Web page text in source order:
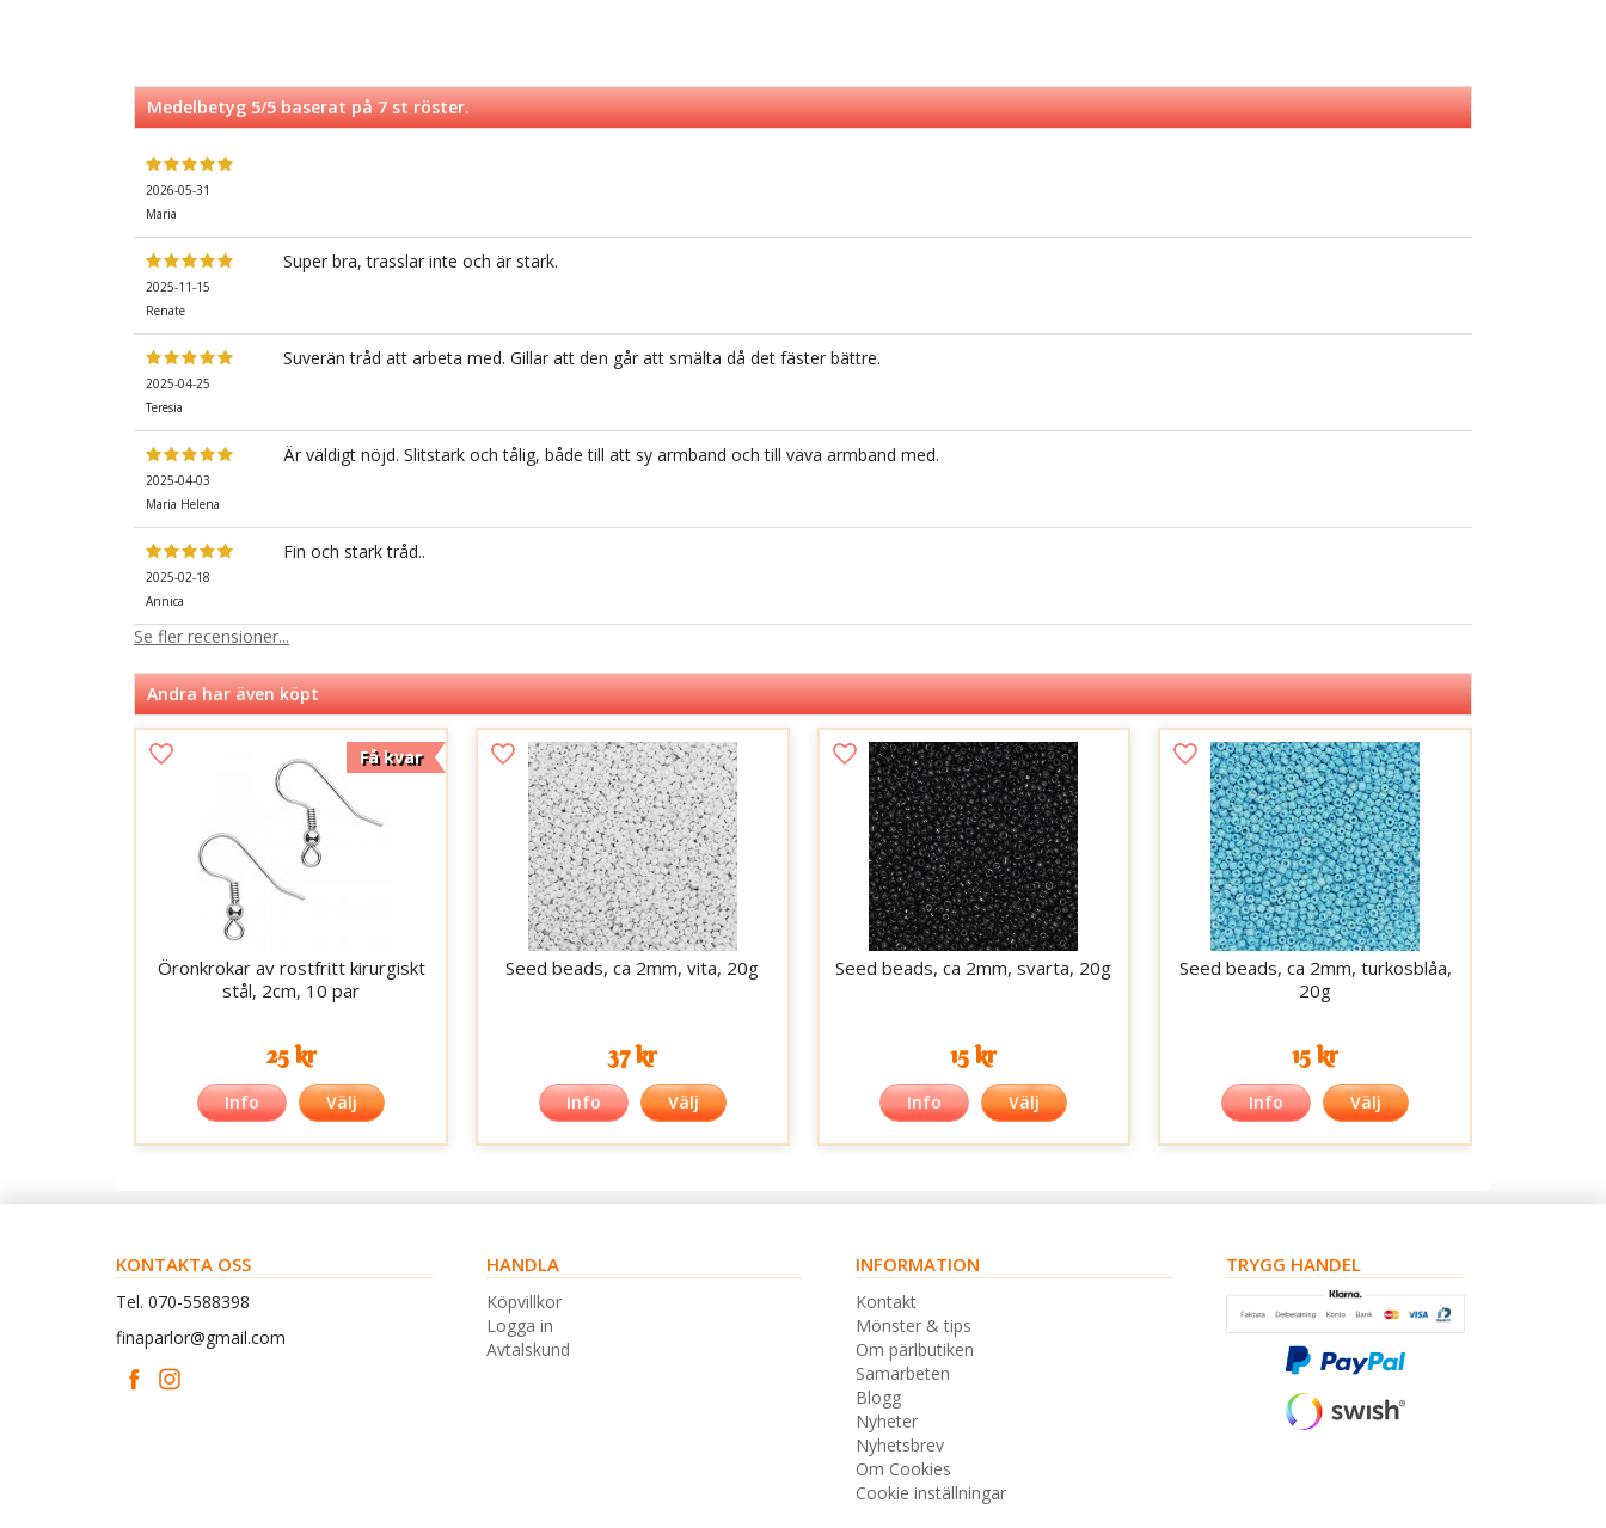
Medelbetyg5/5 baserat på7st röster.
2026-05-31
Maria
2025-11-15
Renate
Super bra, trasslar inte och är stark.
2025-04-25
Teresia
Suverän tråd att arbeta med. Gillar att den går att smälta då det fäster bättre.
2025-04-03
Maria Helena
Är väldigt nöjd. Slitstark och tålig, både till att sy armband och till väva armband med.
2025-02-18
Annica
Fin och stark tråd..
Se fler recensioner...
Andra har även köpt
Få kvar
Öronkrokar av rostfritt kirurgiskt
stål, 2cm, 10 par
25 kr
Info Välj
Seed beads, ca 2mm, vita, 20g
37 kr
Info Välj
Seed beads, ca 2mm, svarta, 20g
15 kr
Info Välj
Seed beads, ca 2mm, turkosblåa,
20g
15 kr
Info Välj
KONTAKTA OSS
Tel. 070-5588398
finaparlor@gmail.com
HANDLA
Köpvillkor
Logga in
Avtalskund
INFORMATION
Kontakt
Mönster & tips
Om pärlbutiken
Samarbeten
Blogg
Nyheter
Nyhetsbrev
Om Cookies
Cookie inställningar
TRYGG HANDEL